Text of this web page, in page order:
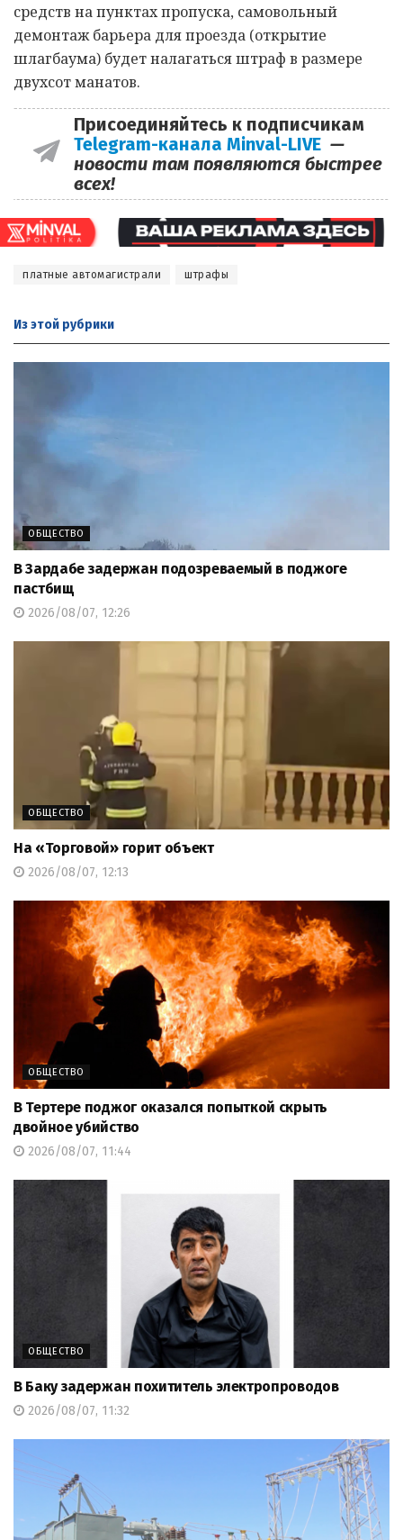
средств на пунктах пропуска, самовольный
демонтаж барьера для проезда (открытие
шлагбаума) будет налагаться штраф в размере
двухсот манатов.
Присоединяйтесь к подписчикам
Telegram-канала Minval-LIVE —
новости там появляются быстрее
всех!
платные автомагистрали штрафы
Из этой рубрики
ОБЩЕСТВО
В Зардабе задержан подозреваемый в поджоге
пастбищ
2026/08/07, 12:26
ОБЩЕСТВО
На «Торговой» горит объект
2026/08/07, 12:13
ОБЩЕСТВО
В Тертере поджог оказался попыткой скрыть
двойное убийство
2026/08/07, 11:44
ОБЩЕСТВО
В Баку задержан похититель электропроводов
2026/08/07, 11:32